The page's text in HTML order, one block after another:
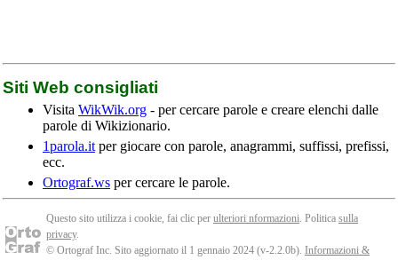
Siti Web consigliati
Visita WikWik.org - per cercare parole e creare elenchi dalle
parole di Wikizionario.
1parola.it per giocare con parole, anagrammi, suffissi, prefissi,
ecc.
Ortograf.ws per cercare le parole.
Questo sito utilizza i cookie, fai clic per ulteriori nformazioni. Politica sulla
privacy.
© Ortograf Inc. Sito aggiornato il 1 gennaio 2024 (v-2.2.0b). Informazioni &